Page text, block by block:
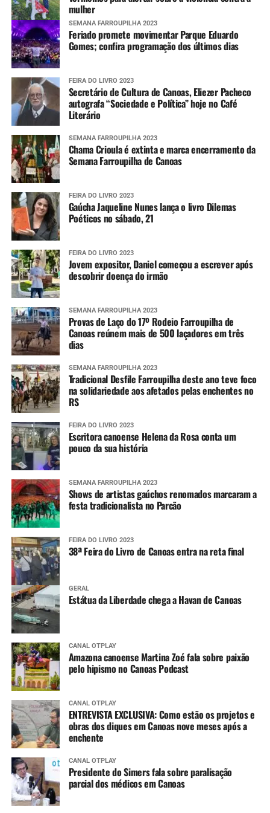
mulher
SEMANA FARROUPILHA 2023
Feriado promete movimentar Parque Eduardo
Gomes; confira programação dos últimos dias
FEIRA DO LIVRO 2023
Secretário de Cultura de Canoas, Eliezer Pacheco
autografa “Sociedade e Política” hoje no Café
Literário
SEMANA FARROUPILHA 2023
Chama Crioula é extinta e marca encerramento da
Semana Farroupilha de Canoas
FEIRA DO LIVRO 2023
Gaúcha Jaqueline Nunes lança o livro Dilemas
Poéticos no sábado, 21
FEIRA DO LIVRO 2023
Jovem expositor, Daniel começou a escrever após
descobrir doença do irmão
SEMANA FARROUPILHA 2023
Provas de Laço do 17º Rodeio Farroupilha de
Canoas reúnem mais de 500 laçadores em três
dias
SEMANA FARROUPILHA 2023
Tradicional Desfile Farroupilha deste ano teve foco
na solidariedade aos afetados pelas enchentes no
RS
FEIRA DO LIVRO 2023
Escritora canoense Helena da Rosa conta um
pouco da sua história
SEMANA FARROUPILHA 2023
Shows de artistas gaúchos renomados marcaram a
festa tradicionalista no Parcão
FEIRA DO LIVRO 2023
38ª Feira do Livro de Canoas entra na reta final
GERAL
Estátua da Liberdade chega a Havan de Canoas
CANAL OTPLAY
Amazona canoense Martina Zoé fala sobre paixão
pelo hipismo no Canoas Podcast
CANAL OTPLAY
ENTREVISTA EXCLUSIVA: Como estão os projetos e
obras dos diques em Canoas nove meses após a
enchente
CANAL OTPLAY
Presidente do Simers fala sobre paralisação
parcial dos médicos em Canoas